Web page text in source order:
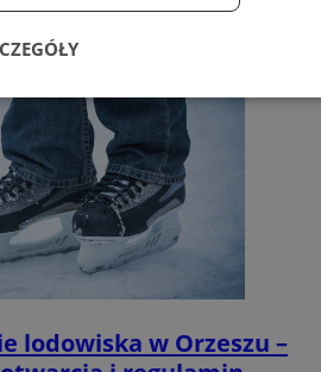
lodowiska w Orzeszu –
Wydajność Targetowanie
Niesklasyfikowane
Wydajność
Targetowanie